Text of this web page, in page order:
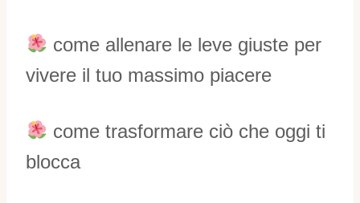
come allenare le leve giuste per
vivere il tuo massimo piacere
come trasformare ciò che oggi ti
blocca